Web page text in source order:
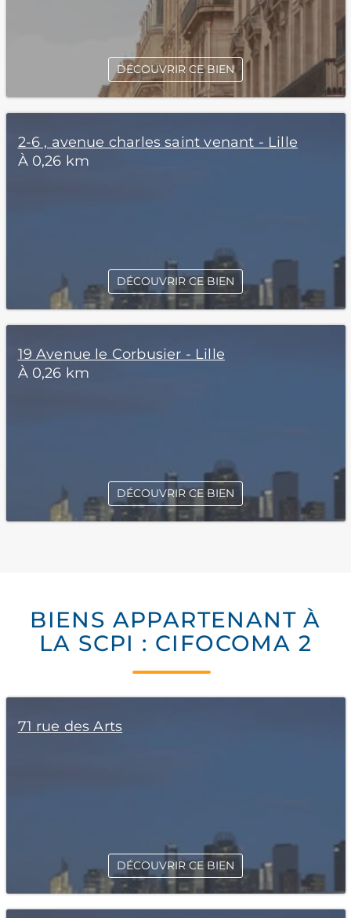
DÉCOUVRIR CE BIEN
2-6 , avenue charles saint venant - Lille
À 0,26 km
DÉCOUVRIR CE BIEN
19 Avenue le Corbusier - Lille
À 0,26 km
DÉCOUVRIR CE BIEN
BIENS APPARTENANT À
LA SCPI : CIFOCOMA 2
71 rue des Arts
DÉCOUVRIR CE BIEN